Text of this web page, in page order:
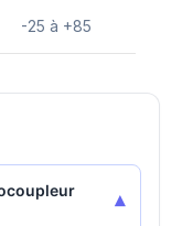
-25 à +85
▾